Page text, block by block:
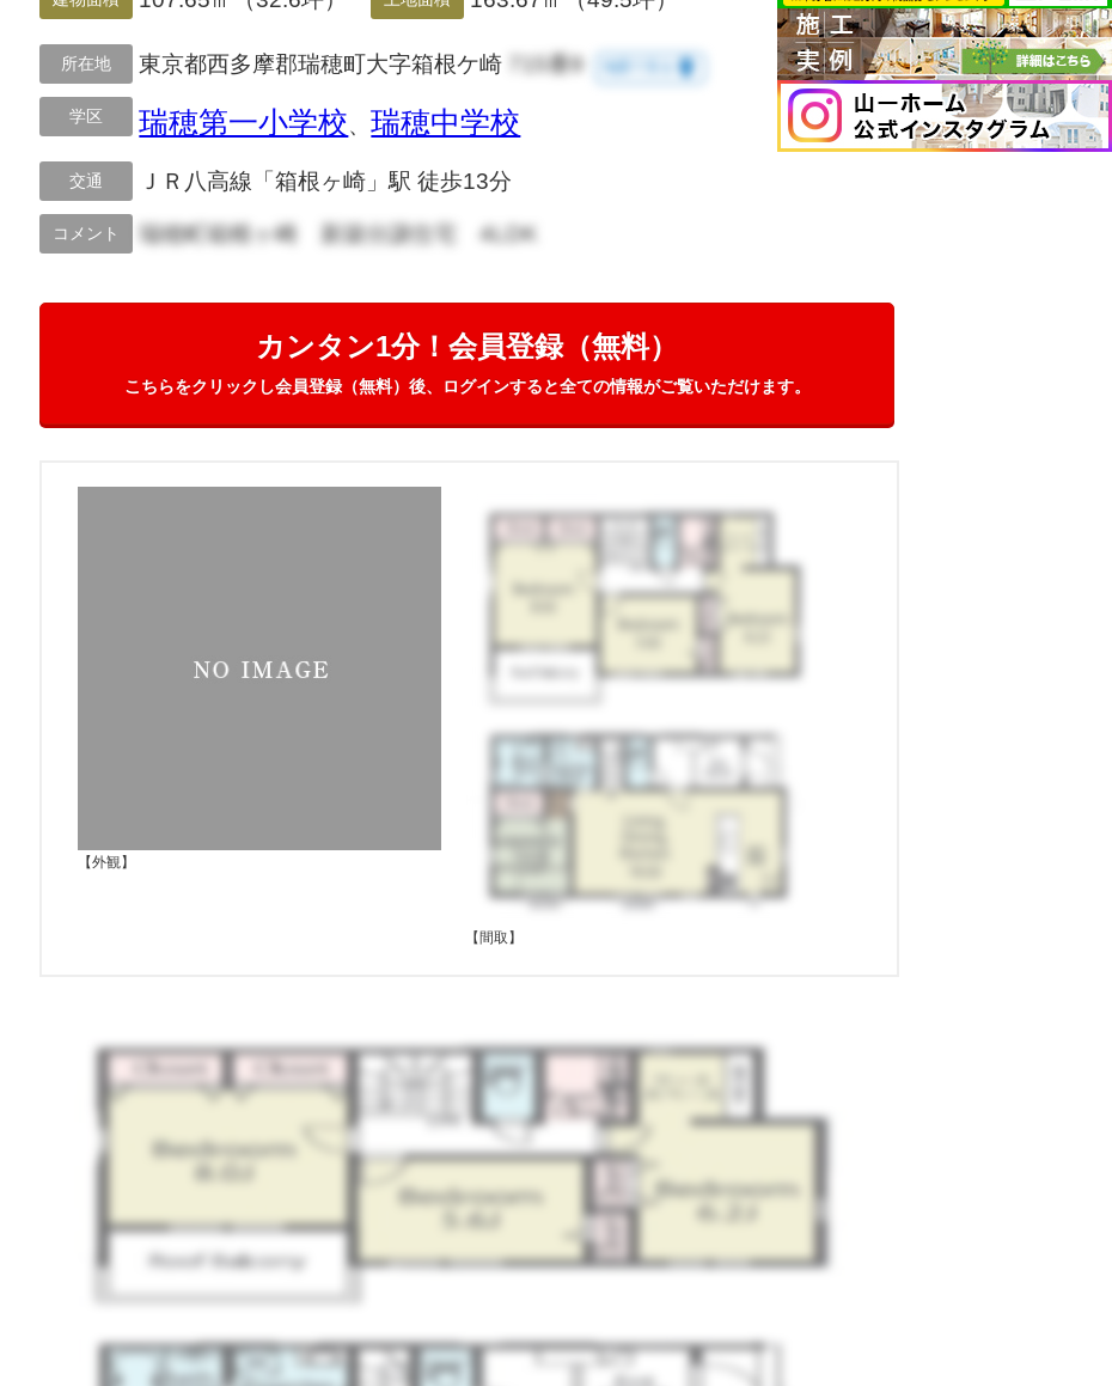
所在地 東京都西多摩郡瑞穂町大字箱根ケ崎 715番9 room
学区 瑞穂第一小学校、瑞穂中学校
交通 ＪＲ八高線「箱根ヶ崎」駅 徒歩13分
コメント 瑞穂町箱根ヶ崎 新築分譲住宅 4LDK
カンタン1分！会員登録（無料）
こちらをクリックし会員登録（無料）後、ログインすると全ての情報がご覧いただけます。
【外観】
【間取】